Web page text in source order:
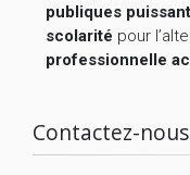
publiques
scolarité pour
professionnelle
Contactez-nous